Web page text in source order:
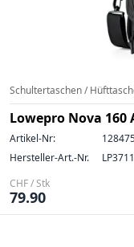
Schultertaschen /
Lowepro Nova 160
Artikel-Nr:
Hersteller-Art.-Nr.
CHF / Stk
79.90